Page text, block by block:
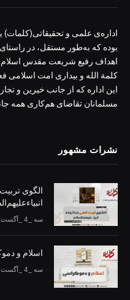
اداره‌ی علمی و
بوده که به‌طور مستقل، در
اهداف رفیع شریعت مقدس اسلام،
کلمة الله و بیداری امت اسلامی
این اداره که از جانب خیرین و
مسلمانان تقاضای هم‌کاری همه
نشرات مشهور
الگوی
سه _4 _آگست _2026AH 4-8-2026AD
اسلام و
سه _4 _آگست _2026AH 4-8-2026AD